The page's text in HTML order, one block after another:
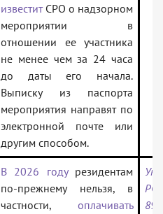
известитСРО о надзорном
мероприятии в
отношении ее участника
не менее чем за 24 часа
до даты его начала.
Выписку из паспорта
мероприятия направят по
электронной почте или
другим способом.
В 2026 годурезидентам
по-прежнему нельзя, в
частности, оплачивать
РФ
894